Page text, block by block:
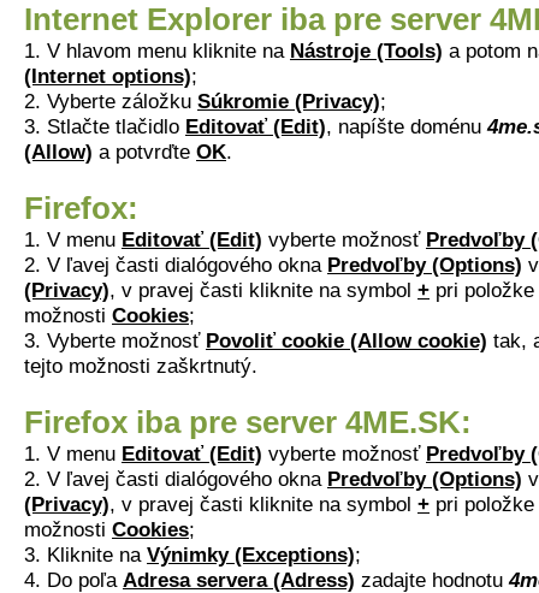
Internet Explorer iba pre server
1. V hlavom menu kliknite na Nástroje (Tools) a potom
(Internet options);
2. Vyberte záložku Súkromie (Privacy);
3. Stlačte tlačidlo Editovať (Edit), napíšte doménu
(Allow) a potvrďte OK.
Firefox:
1. V menu Editovať (Edit) vyberte možnosť Predvoľby
2. V ľavej časti dialógového okna Predvoľby (Options)
(Privacy), v pravej časti kliknite na symbol + pri položke
možnosti Cookies;
3. Vyberte možnosť Povoliť cookie (Allow cookie) tak,
tejto možnosti zaškrtnutý.
Firefox iba pre server 4ME.SK:
1. V menu Editovať (Edit) vyberte možnosť Predvoľby
2. V ľavej časti dialógového okna Predvoľby (Options)
(Privacy), v pravej časti kliknite na symbol + pri položke
možnosti Cookies;
3. Kliknite na Výnimky (Exceptions);
4. Do poľa Adresa servera (Adress) zadajte hodnotu